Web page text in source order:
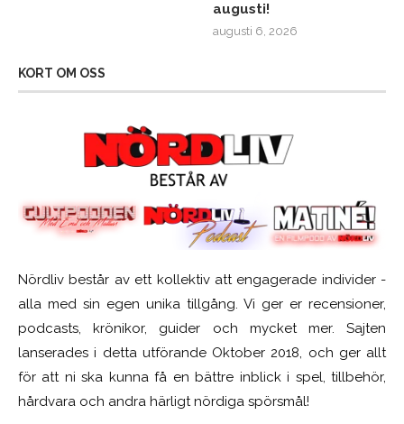
augusti!
augusti 6, 2026
KORT OM OSS
Nördliv består av ett kollektiv att engagerade individer -
alla med sin egen unika tillgång. Vi ger er recensioner,
podcasts, krönikor, guider och mycket mer. Sajten
lanserades i detta utförande Oktober 2018, och ger allt
för att ni ska kunna få en bättre inblick i spel, tillbehör,
hårdvara och andra härligt nördiga spörsmål!